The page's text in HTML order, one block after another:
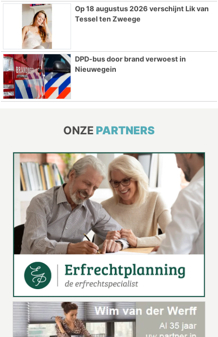
Op 18 augustus 2026 verschijnt Lik van
Tessel ten Zweege
DPD-bus door brand verwoest in
Nieuwegein
ONZE PARTNERS